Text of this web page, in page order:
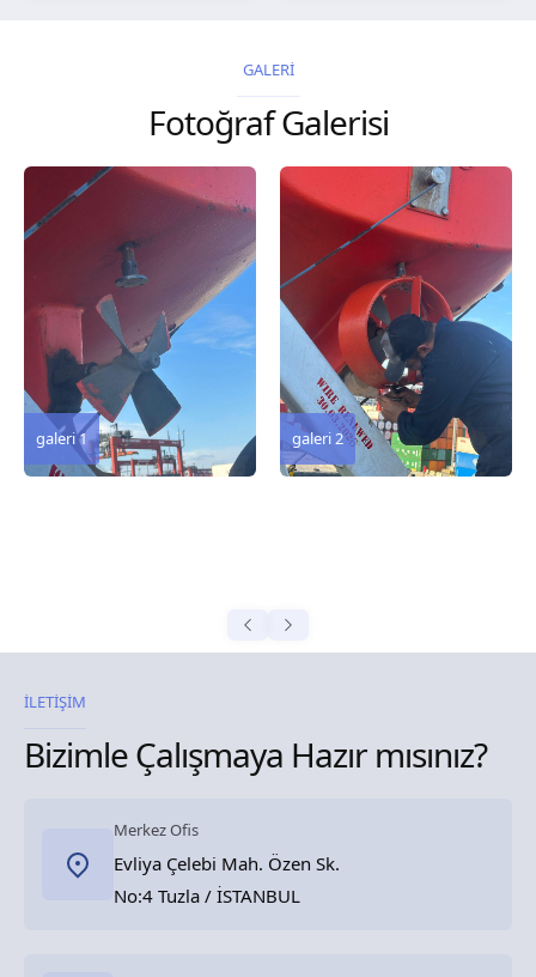
remarks 127 Korea
2026 Chart
Title, limits and other
remarks 67 Gulf of...
GALERİ
Fotoğraf Galerisi
galeri 2
galeri 3
İLETİŞİM
Bizimle Çalışmaya Hazır mısınız?
Merkez Ofis
Evliya Çelebi Mah. Özen Sk.
No:4 Tuzla / İSTANBUL